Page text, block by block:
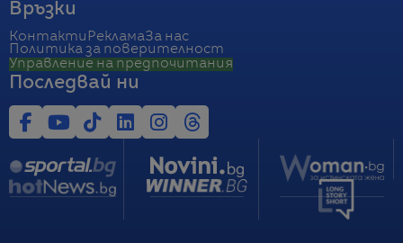
Връзки
Контакти РекламаЗа нас
Политика за поверителност
Управление на предпочитания
Последвай ни